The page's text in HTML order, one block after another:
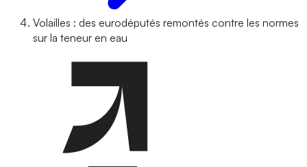
Volailles : des eurodéputés remontés contre les normes
sur la teneur en eau